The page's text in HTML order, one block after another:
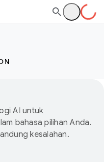
AI untuk
bahasa pilihan Anda.
kesalahan.